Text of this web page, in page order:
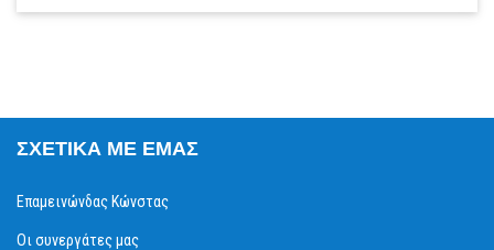
ΣΧΕΤΙΚΆ ΜΕ ΕΜΆΣ
Επαμεινώνδας Κώνστας
Οι συνεργάτες μας